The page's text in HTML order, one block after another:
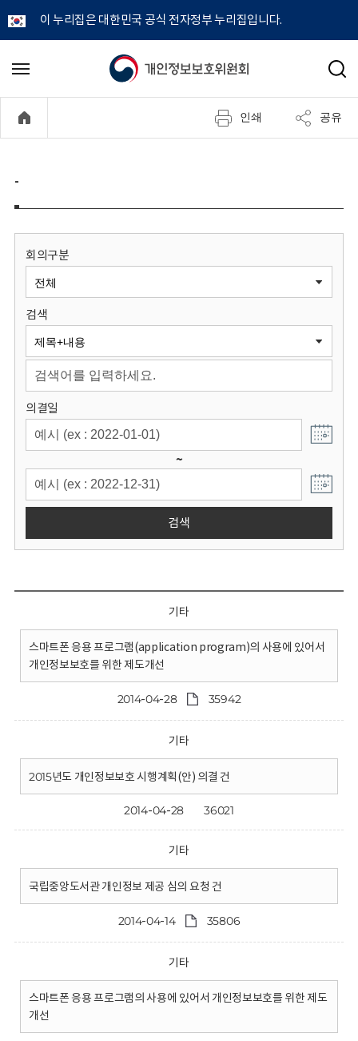
이 누리집은 대한민국 공식 전자정부 누리집입니다.
개
정
보
원
회
메
기
검
인쇄 공유
-
회의구분
검색
의결일
~
검색
기타
스마트폰 응용 프로그램(application program)의 사용에 있어서
개인정보보호를 위한 제도개선
2014-04-28 35942
기타
2015년도 개인정보보호 시행계획(안) 의결 건
2014-04-28 36021
기타
국립중앙도서관 개인정보 제공 심의 요청 건
2014-04-14 35806
기타
스마트폰 응용 프로그램의 사용에 있어서 개인정보보호를 위한 제도
개선